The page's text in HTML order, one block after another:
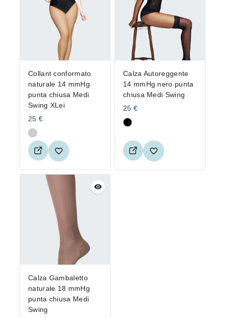
Collant conformato
naturale 14 mmHg
punta chiusa Medi
Swing XLei
25 €
Calza Autoreggente
14 mmHg nero punta
chiusa Medi Swing
25 €
Calza Gambaletto
naturale 18 mmHg
punta chiusa Medi
Swing